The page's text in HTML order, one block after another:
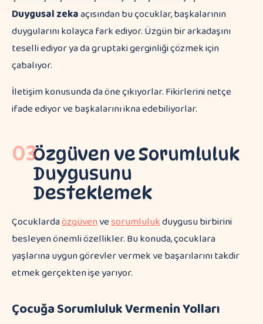
Duygusal zekaaçısından bu çocuklar, başkalarının
duygularını kolayca fark ediyor. Üzgün bir arkadaşını
teselli ediyor ya da gruptaki gerginliği çözmek için
çabalıyor.
İletişim konusunda da öne çıkıyorlar. Fikirlerini netçe
ifade ediyor ve başkalarını ikna edebiliyorlar.
03Özgüven ve Sorumluluk
Duygusunu
Desteklemek
Çocuklardaözgüvenvesorumlulukduygusu birbirini
besleyen önemli özellikler. Bu konuda, çocuklara
yaşlarına uygun görevler vermek ve başarılarını takdir
etmek gerçekten işe yarıyor.
Çocuğa Sorumluluk Vermenin Yolları